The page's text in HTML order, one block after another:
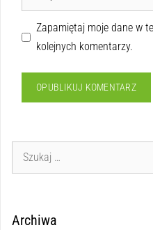
Zapamiętaj moje dane w
kolejnych komentarzy.
Archiwa